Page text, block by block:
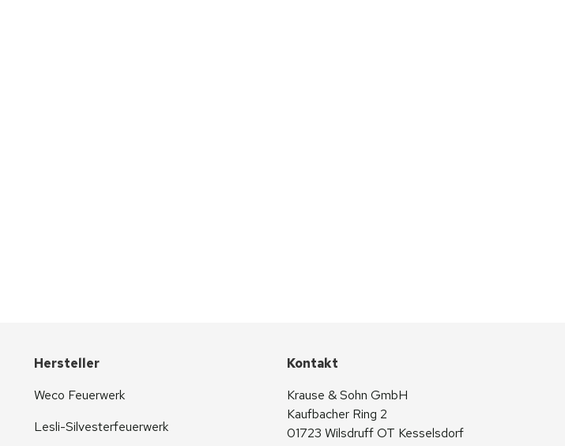
Hersteller
Weco Feuerwerk
Lesli-Silvesterfeuerwerk
Kontakt
Krause & Sohn GmbH
Kaufbacher Ring 2
01723 Wilsdruff OT Kesselsdorf